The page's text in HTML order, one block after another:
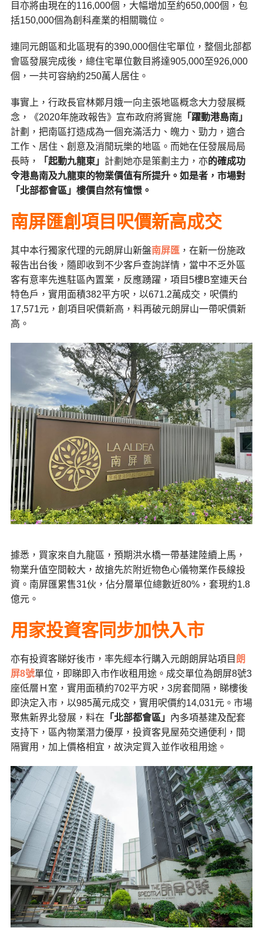
目亦將由現在的116,000個，大幅增加至約650,000個，包
括150,000個為創科產業的相關職位。
連同元朗區和北區現有的390,000個住宅單位，整個北部都
會區發展完成後，總住宅單位數目將達905,000至926,000
個，一共可容納約250萬人居住。
事實上，行政長官林鄭月娥一向主張地區概念大力發展概
念，《2020年施政報告》宣布政府將實施「躍動港島南」
計劃，把南區打造成為一個充滿活力、魄力、勁力，適合
工作、居住、創意及消閒玩樂的地區。而她在任發展局局
長時，
「起動九龍東」 計劃她亦是策劃主力，亦的確成功
令港島南及九龍東的物業價值有所提升。如是者，市場對
「 北部都會區」樓價自然有憧憬。
南屏匯創項目呎價新高成交
其中本行獨家代理的元朗屏山新盤南屏匯，在新一份施政
報告出台後，隨即收到不少客戶查詢詳情，當中不乏外區
客有意率先進駐區內置業，反應踴躍，項目5樓B室連天台
特色戶，實用面積382平方呎，以671.2萬成交，呎價約
17,571元，創項目呎價新高，料再破元朗屏山一帶呎價新
高。
據悉，買家來自九龍區，預期洪水橋一帶基建陸續上馬，
物業升值空間較大，故搶先於附近物色心儀物業作長線投
資。南屏匯累售31伙，佔分層單位總數近80%，套現約1.8
億元。
用家投資客同步加快入市
亦有投資客睇好後市，率先經本行購入元朗朗屏站項目 朗
屏8號單位，即睇即入市作收租用途。成交單位為朗屏8號3
座低層Ｈ室，實用面積約702平方呎，3房套間隔，睇樓後
即決定入市，以985萬元成交，實用呎價約14,031元。市場
聚焦新界北發展，料在 「北部都會區」 內多項基建及配套
支持下，區內物業潛力優厚，投資客見屋苑交通便利，間
隔實用，加上價格相宜，故決定買入並作收租用途。